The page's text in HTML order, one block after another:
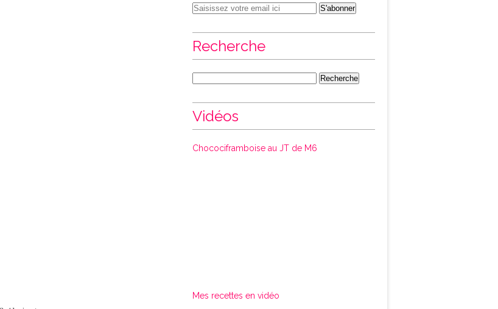
Recherche
Vidéos
Chocociframboise au JT de M6
Mes recettes en vidéo